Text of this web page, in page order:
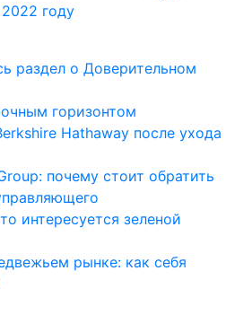
году
горизонтом
Hathaway после ухода
почему стоит обратить
интересуется зеленой
рынке: как себя